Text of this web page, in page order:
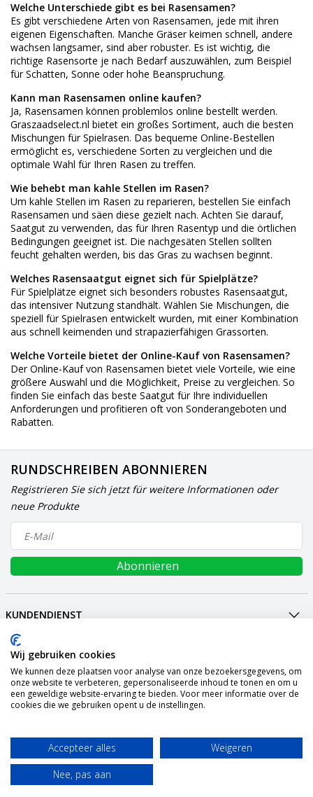
Welche Unterschiede gibt es bei Rasensamen?
Es gibt verschiedene Arten von Rasensamen, jede mit ihren
eigenen Eigenschaften. Manche Gräser keimen schnell, andere
wachsen langsamer, sind aber robuster. Es ist wichtig, die
richtige Rasensorte je nach Bedarf auszuwählen, zum Beispiel
für Schatten, Sonne oder hohe Beanspruchung.
Kann man Rasensamen online kaufen?
Ja, Rasensamen können problemlos online bestellt werden.
Graszaadselect.nl bietet ein großes Sortiment, auch die besten
Mischungen für Spielrasen. Das bequeme Online-Bestellen
ermöglicht es, verschiedene Sorten zu vergleichen und die
optimale Wahl für Ihren Rasen zu treffen.
Wie behebt man kahle Stellen im Rasen?
Um kahle Stellen im Rasen zu reparieren, bestellen Sie einfach
Rasensamen und säen diese gezielt nach. Achten Sie darauf,
Saatgut zu verwenden, das für Ihren Rasentyp und die örtlichen
Bedingungen geeignet ist. Die nachgesäten Stellen sollten
feucht gehalten werden, bis das Gras zu wachsen beginnt.
Welches Rasensaatgut eignet sich für Spielplätze?
Für Spielplätze eignet sich besonders robustes Rasensaatgut,
das intensiver Nutzung standhält. Wählen Sie Mischungen, die
speziell für Spielrasen entwickelt wurden, mit einer Kombination
aus schnell keimenden und strapazierfähigen Grassorten.
Welche Vorteile bietet der Online-Kauf von Rasensamen?
Der Online-Kauf von Rasensamen bietet viele Vorteile, wie eine
größere Auswahl und die Möglichkeit, Preise zu vergleichen. So
finden Sie einfach das beste Saatgut für Ihre individuellen
Anforderungen und profitieren oft von Sonderangeboten und
Rabatten.
RUNDSCHREIBEN ABONNIEREN
Registrieren Sie sich jetzt für weitere Informationen oder
neue Produkte
Abonnieren
KUNDENDIENST
MEIN KONTO
INTERNATIONAL
ZAHLUNGSARTEN
VERSAND
KONTAKT
© Copyright 2026 Graszaadselect.com Powered by
All rights reserved by
Wij gebruiken cookies
We kunnen deze plaatsen voor analyse van onze bezoekersgegevens, om
onze website te verbeteren, gepersonaliseerde inhoud te tonen en om u
een geweldige website-ervaring te bieden. Voor meer informatie over de
cookies die we gebruiken opent u de instellingen.
Accepteer alles
Weigeren
Nee, pas aan